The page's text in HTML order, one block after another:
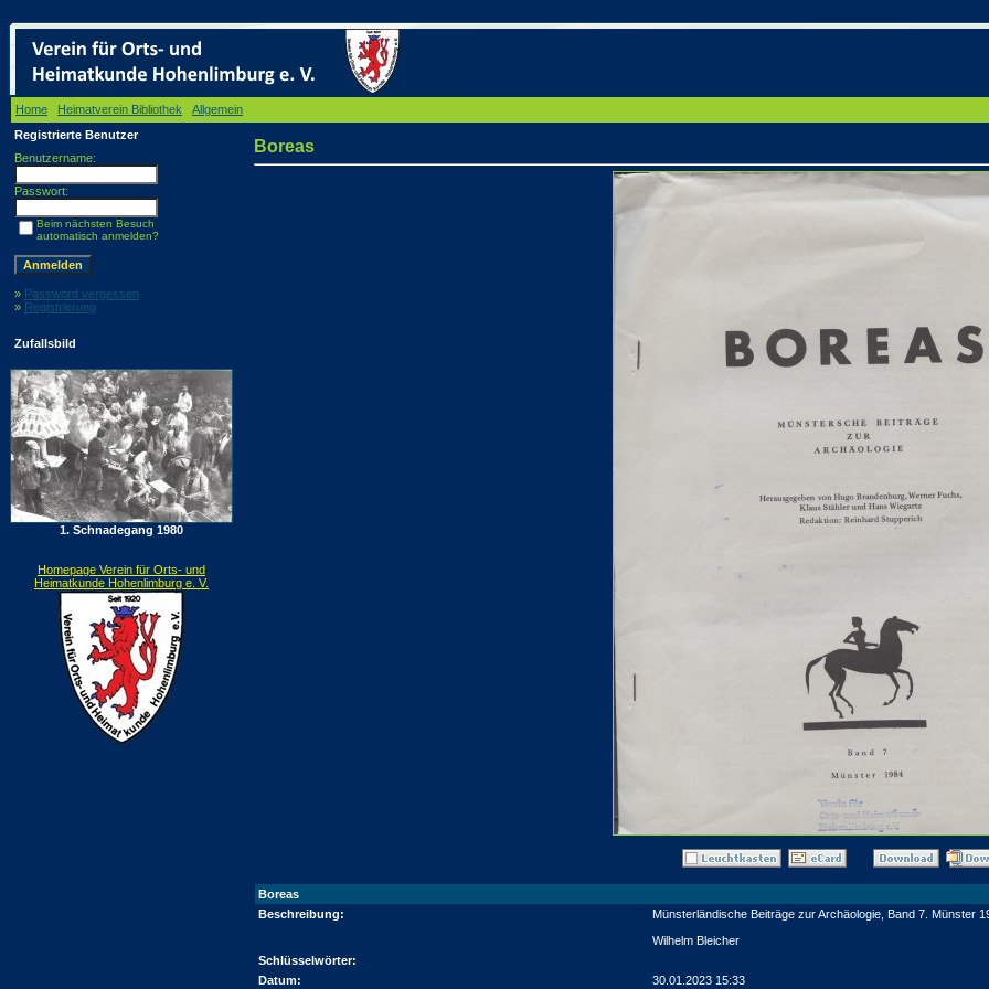
Home Heimatverein Bibliothek Allgemein
Registrierte Benutzer
Benutzername:
Passwort:
Beim nächsten Besuch
automatisch anmelden?
» Password vergessen
» Registrierung
Zufallsbild
1. Schnadegang 1980
Homepage Verein für Orts- und
Heimatkunde Hohenlimburg e. V.
Boreas
Boreas
Beschreibung:
Münsterländische Beiträge zur Archäologie, Band 7. Münster
Wilhelm Bleicher
Schlüsselwörter:
Datum:
30.01.2023 15:33